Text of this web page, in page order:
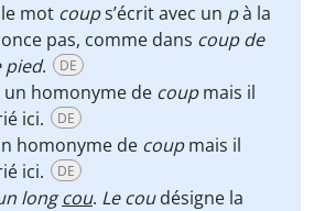
mot coups’écrit avec un pà la
pas, comme dans coup de
pied. DE
homonyme de coupmais il
ici.
DE
homonyme de coupmais il
ici.
DE
longcou. Le coudésigne la